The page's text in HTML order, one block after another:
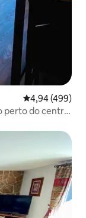
4,94 de uma
4,94 (499)
perto do centro